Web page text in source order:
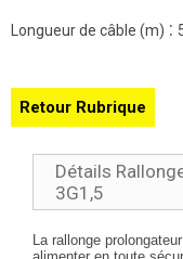
Longueur de câble (m) :
Retour Rubrique
Détails
3G1,5
La rallonge